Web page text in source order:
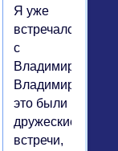
Я уже
встречался
с
Владимиром
это были
дружеские
встречи,